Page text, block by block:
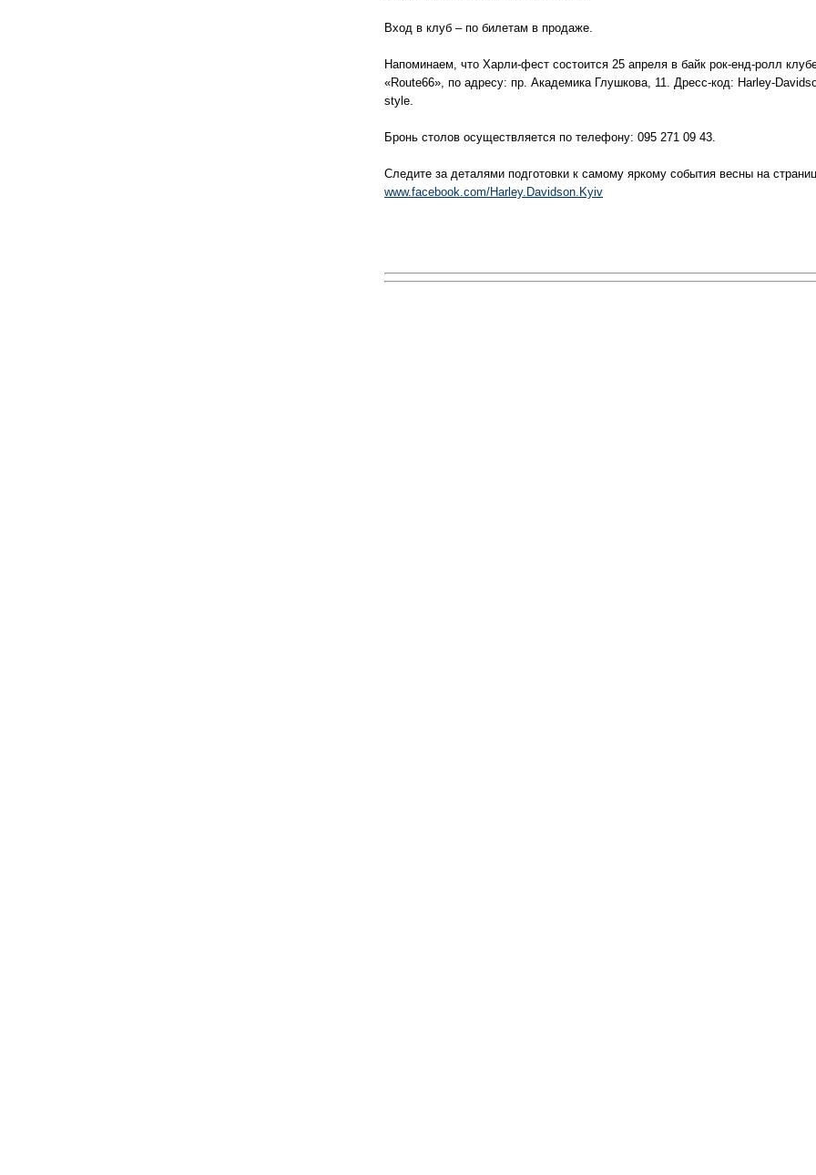
Вход в клуб – по билетам в продаже.
Напоминаем, что Харли-фест состоится 25 апреля в байк рок-енд-ролл
«Route66», по адресу: пр. Академика Глушкова, 11. Дресс-код: Harley-
style.
Бронь столов осуществляется по телефону: 095 271 09 43.
Следите за деталями подготовки к самому яркому события весны на
www.facebook.com/Harley.Davidson.Kyiv